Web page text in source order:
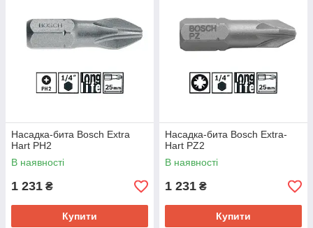
Насадка-бита Bosch Extra
Hart PH2
В наявності
1 231 ₴
Купити
Насадка-бита Bosch Extra-
Hart PZ2
В наявності
1 231 ₴
Купити